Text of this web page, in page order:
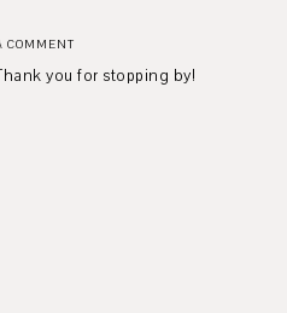
COMMENT
you for stopping by!